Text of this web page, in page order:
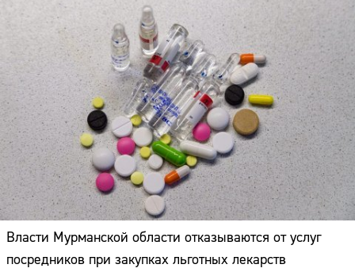
Власти Мурманской области отказываются от услуг
посредников при закупках льготных лекарств